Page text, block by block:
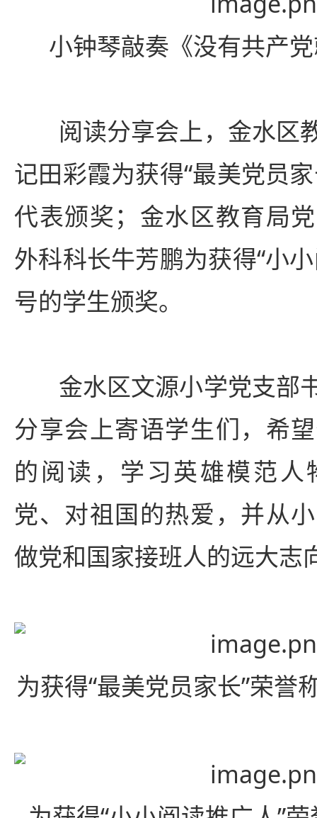
小钟琴敲奏《没有共产
阅读分享会上，金水区
记田彩霞为获得“最美党员
代表颁奖；金水区教育局
外科科长牛芳鹏为获得“小
号的学生颁奖。
金水区文源小学党支部
分享会上寄语学生们，希
的阅读，学习英雄模范人
党、对祖国的热爱，并从
做党和国家接班人的远大志
为获得“最美党员家长”荣誉